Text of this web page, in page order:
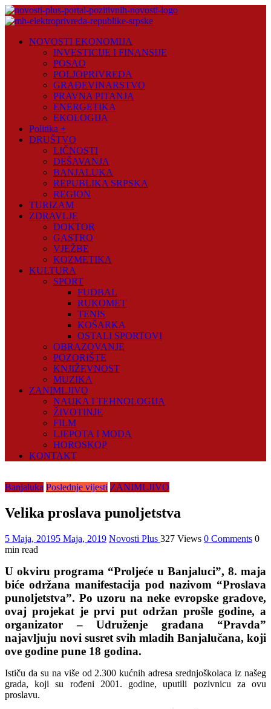
Skip
to
Plus
NOVOSTI EKONOMIJA
INVESTICIJE I FINANSIJE
POSAO
POLJOPRIVREDA
GRAĐEVINARSTVO
PRAVNA PITANJA
ENERGETIKA
EKOLOGIJA
Politika +
DRUŠTVO
LIČNOSTI
DEŠAVANJA
BANJALUKA
REPUBLIKA SRPSKA
REGION
TURIZAM
ZDRAVLJE
DOKTOR
GASTRO
VJEŽBE
KOZMETIKA
KULTURA
SPORT
FUDBAL
RUKOMET
TENIS
KOŠARKA
OSTALI SPORTOVI
OBRAZOVANJE
POZORIŠTE
KNJIŽEVNOST
MUZIKA
ZANIMLJIVO
NAUKA I TEHNOLOGIJA
ŽIVOTINJE
FILM
LJEPOTA I MODA
HOROSKOP
KONTAKT
Banjaluka Poslednje vijesti ZANIMLJIVO
Velika proslava punoljetstva
5 Maja, 20195 Maja, 2019 Novosti Plus 327 Views 0 Comments 0
min read
U okviru programa “Proljeće u Banjaluci”, 8. maja
biće održana manifestacija pod nazivom “Proslava
punoljetstva”. Po uzoru na neke evropske gradove,
ovaj projekat je prvi put održan prošle godine, a
organizator – Udruženje građana “Pravda”
najavljuju novi susret svih mladih Banjalučana, koji
ove godine pune 18 godina.
Ističu da su na više od 2.300 kućnih adresa srednjoškolaca iz našeg
grada, koji su rođeni 2001. godine, uputili pozivnicu za ovu
proslavu.